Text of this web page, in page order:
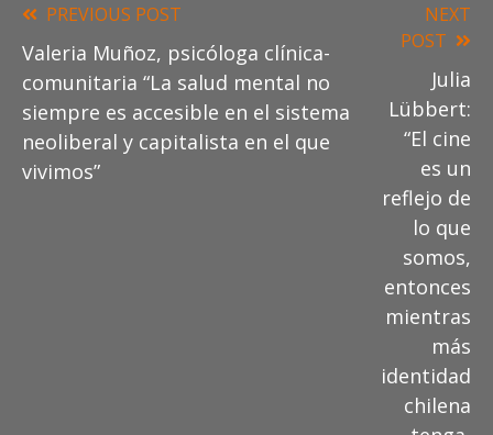
Read
more
articles
PREVIOUS POST
Valeria Muñoz, psicóloga clínica-
comunitaria “La salud mental no
siempre es accesible en el sistema
neoliberal y capitalista en el que
vivimos”
NEXT
POST
Julia
Lübbert:
“El cine
es un
reflejo de
lo que
somos,
entonces
mientras
más
identidad
chilena